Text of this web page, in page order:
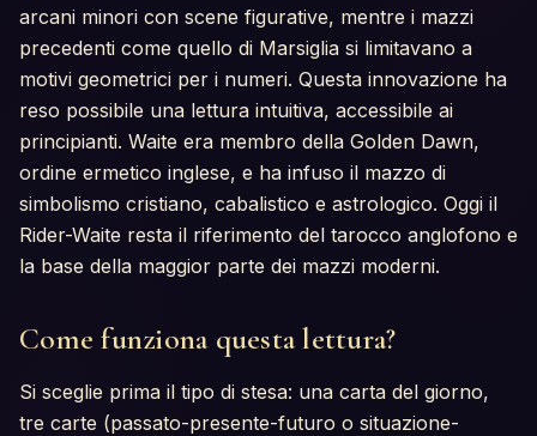
arcani minori con scene figurative, mentre i mazzi
precedenti come quello di Marsiglia si limitavano a
motivi geometrici per i numeri. Questa innovazione ha
reso possibile una lettura intuitiva, accessibile ai
principianti. Waite era membro della Golden Dawn,
ordine ermetico inglese, e ha infuso il mazzo di
simbolismo cristiano, cabalistico e astrologico. Oggi il
Rider-Waite resta il riferimento del tarocco anglofono e
la base della maggior parte dei mazzi moderni.
Come funziona questa lettura?
Si sceglie prima il tipo di stesa: una carta del giorno,
tre carte (passato-presente-futuro o situazione-